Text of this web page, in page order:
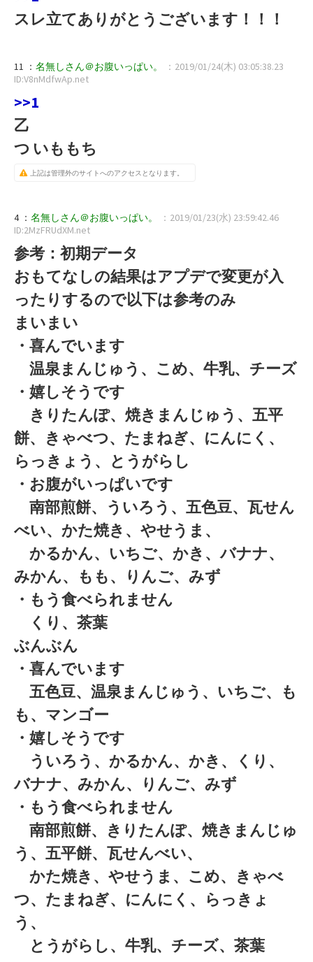
スレ立てありがとうございます！！！
11 ： 名無しさん＠お腹いっぱい。
：2019/01/24(木) 03:05:38.23
ID:V8nMdfwAp.net
>>1
乙
つ いももち
上記は管理外のサイトへのアクセスとなります。
4 ： 名無しさん＠お腹いっぱい。
：2019/01/23(水) 23:59:42.46
ID:2MzFRUdXM.net
参考：初期データ
おもてなしの結果はアプデで変更が入
ったりするので以下は参考のみ
まいまい
・喜んでいます
温泉まんじゅう、こめ、牛乳、チーズ
・嬉しそうです
きりたんぽ、焼きまんじゅう、五平
餅、きゃべつ、たまねぎ、にんにく、
らっきょう、とうがらし
・お腹がいっぱいです
南部煎餅、ういろう、五色豆、瓦せん
べい、かた焼き、やせうま、
かるかん、いちご、かき、バナナ、
みかん、もも、りんご、みず
・もう食べられません
くり、茶葉
ぶんぶん
・喜んでいます
五色豆、温泉まんじゅう、いちご、も
も、マンゴー
・嬉しそうです
ういろう、かるかん、かき、くり、
バナナ、みかん、りんご、みず
・もう食べられません
南部煎餅、きりたんぽ、焼きまんじゅ
う、五平餅、瓦せんべい、
かた焼き、やせうま、こめ、きゃべ
つ、たまねぎ、にんにく、らっきょ
う、
とうがらし、牛乳、チーズ、茶葉